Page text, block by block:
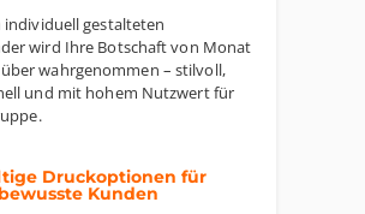
individuell gestalteten
wird Ihre Botschaft von Monat
wahrgenommen – stilvoll,
und mit hohem Nutzwert für
Druckoptionen für
Kunden